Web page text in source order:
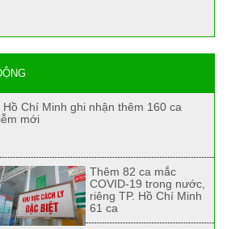
Hồ Chí Minh ghi nhận thêm 160 ca
mới
Thêm 82 ca mắc
COVID-19 trong nước,
riêng TP. Hồ Chí Minh
61 ca